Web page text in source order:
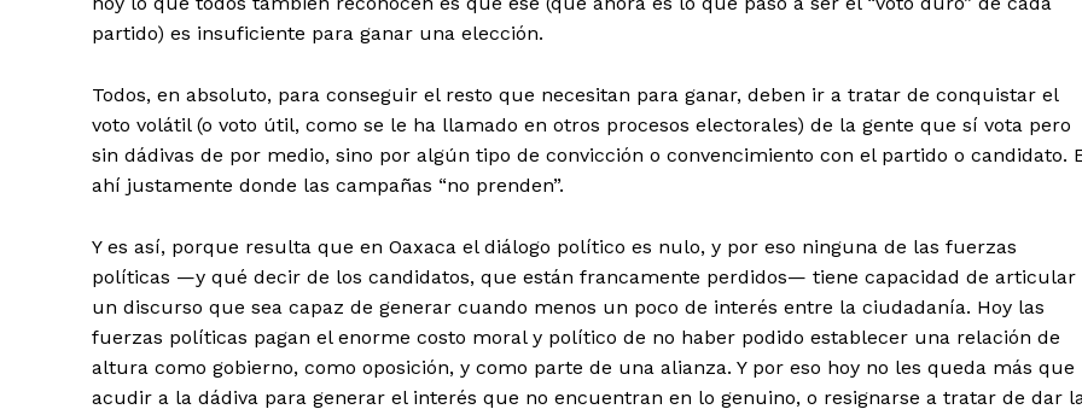
partido) es insuficiente para ganar una elección.
Todos, en absoluto, para conseguir el resto que necesitan para ganar, deben ir a tratar de conquistar el
voto volátil (o voto útil, como se le ha llamado en otros procesos electorales) de la gente que sí vota pero
sin dádivas de por medio, sino por algún tipo de convicción o convencimiento con el partido o candidato.
ahí justamente donde las campañas “no prenden”.
Y es así, porque resulta que en Oaxaca el diálogo político es nulo, y por eso ninguna de las fuerzas
políticas —y qué decir de los candidatos, que están francamente perdidos— tiene capacidad de articular
un discurso que sea capaz de generar cuando menos un poco de interés entre la ciudadanía. Hoy las
fuerzas políticas pagan el enorme costo moral y político de no haber podido establecer una relación de
altura como gobierno, como oposición, y como parte de una alianza. Y por eso hoy no les queda más que
acudir a la dádiva para generar el interés que no encuentran en lo genuino, o resignarse a tratar de dar